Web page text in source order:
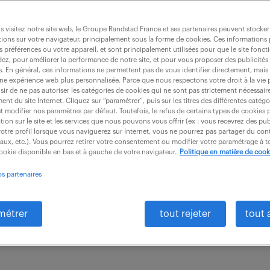
et développement informatique (f/
intérim 6 mois 50 000 € / an
tant qu' Responsable Test Développement &
logiciel, vous participerez à la
visitez notre site web, le Groupe Randstad France et ses partenaires peuvent
sur votre navigateur, principalement sous la forme de cookies. Ces informations
préférences ou votre appareil, et sont principalement utilisées pour que le site
pour améliorer la performance de notre site, et pour vous proposer des publicités
En général, ces informations ne permettent pas de vous identifier directement,
expérience web plus personnalisée. Parce que nous respectons votre droit à la vie
de ne pas autoriser les catégories de cookies qui ne sont pas strictement
du site Internet. Cliquez sur “paramétrer”, puis sur les titres des différentes
modifier nos paramètres par défaut. Toutefois, le refus de certains types de cookies
sur le site et les services que nous pouvons vous offrir (ex : vous recevrez des
profil lorsque vous naviguerez sur Internet, vous ne pourrez pas partager du
etc.). Vous pourrez retirer votre consentement ou modifier votre paramétrage à
disponible en bas et à gauche de votre navigateur.
Politique en matière de
partenaires
tout rejeter tout